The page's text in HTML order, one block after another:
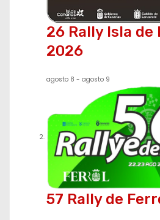
26 Rally Isla de
2026
agosto 8 - agosto 9
57 Rally de